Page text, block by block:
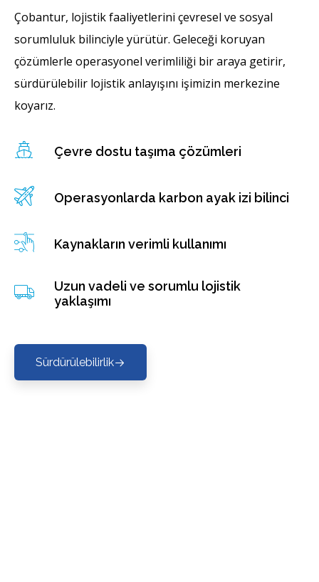
Çobantur, lojistik faaliyetlerini çevresel ve sosyal
sorumluluk bilinciyle yürütür. Geleceği koruyan
çözümlerle operasyonel verimliliği bir araya getirir,
sürdürülebilir lojistik anlayışını işimizin merkezine
koyarız.
Çevre dostu taşıma çözümleri
Operasyonlarda karbon ayak izi bilinci
Kaynakların verimli kullanımı
Uzun vadeli ve sorumlu lojistik
yaklaşımı
Sürdürülebilirlik